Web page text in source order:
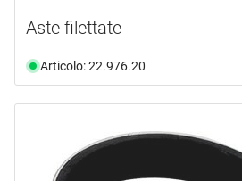
Aste filettate
Articolo: 22.976.20